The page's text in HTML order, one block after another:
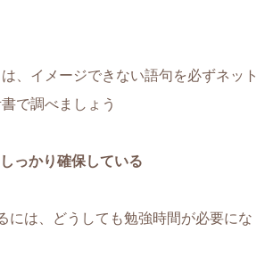
、イメージできない語句を必ずネット
で調べましょう
っかり確保している
は、どうしても勉強時間が必要にな